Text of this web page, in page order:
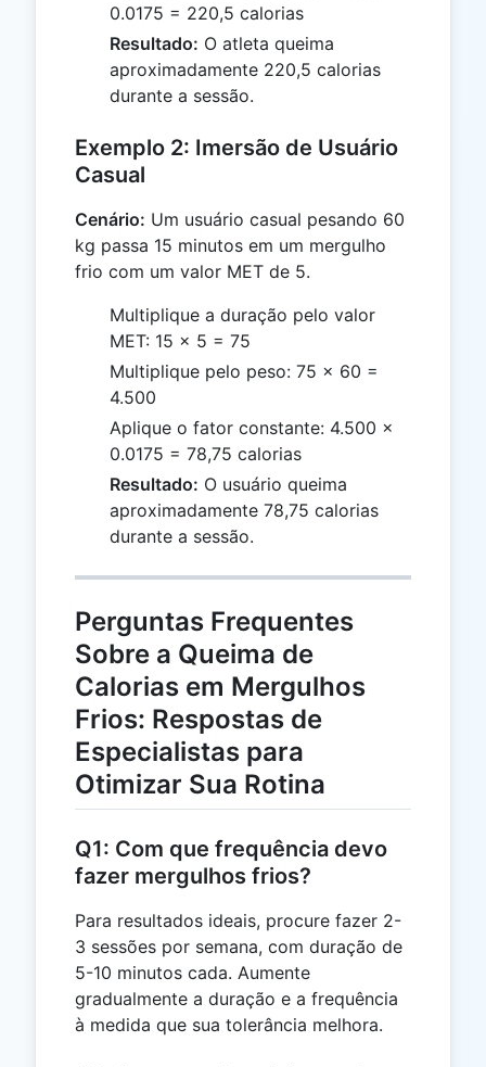
0.0175 = 220,5 calorias
Resultado: O atleta queima
aproximadamente 220,5 calorias
durante a sessão.
Exemplo 2: Imersão de Usuário
Casual
Cenário: Um usuário casual pesando 60
kg passa 15 minutos em um mergulho
frio com um valor MET de 5.
Multiplique a duração pelo valor
MET: 15 × 5 = 75
Multiplique pelo peso: 75 × 60 =
4.500
Aplique o fator constante: 4.500 ×
0.0175 = 78,75 calorias
Resultado: O usuário queima
aproximadamente 78,75 calorias
durante a sessão.
Perguntas Frequentes
Sobre a Queima de
Calorias em Mergulhos
Frios: Respostas de
Especialistas para
Otimizar Sua Rotina
Q1: Com que frequência devo
fazer mergulhos frios?
Para resultados ideais, procure fazer 2-
3 sessões por semana, com duração de
5-10 minutos cada. Aumente
gradualmente a duração e a frequência
à medida que sua tolerância melhora.